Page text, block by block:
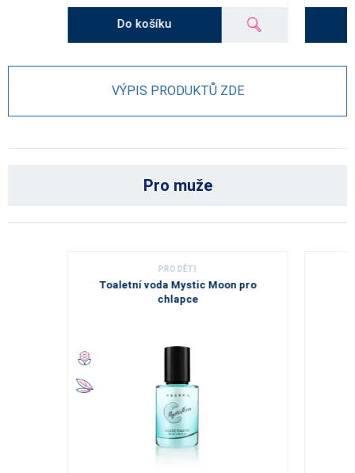
Do košíku
VÝPIS PRODUKTŮ ZDE
Pro muže
PRO DĚTI
Toaletní voda Mystic Moon pro
chlapce